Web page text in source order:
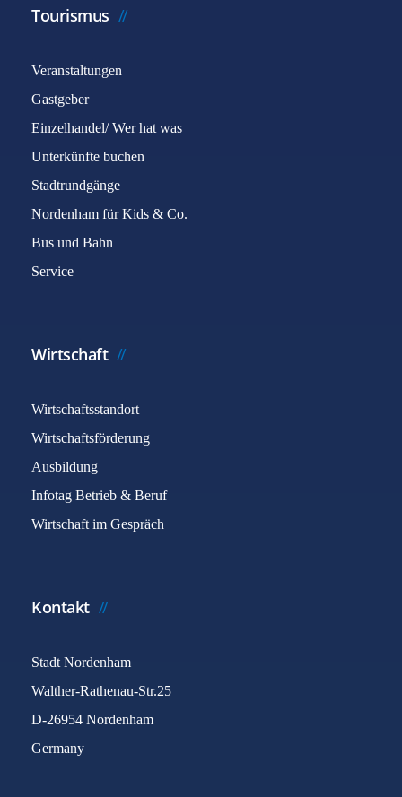
Tourismus
Veranstaltungen
Gastgeber
Einzelhandel/ Wer hat was
Unterkünfte buchen
Stadtrundgänge
Nordenham für Kids & Co.
Bus und Bahn
Service
Wirtschaft
Wirtschaftsstandort
Wirtschaftsförderung
Ausbildung
Infotag Betrieb & Beruf
Wirtschaft im Gespräch
Kontakt
Stadt Nordenham
Walther-Rathenau-Str.25
D-26954 Nordenham
Germany